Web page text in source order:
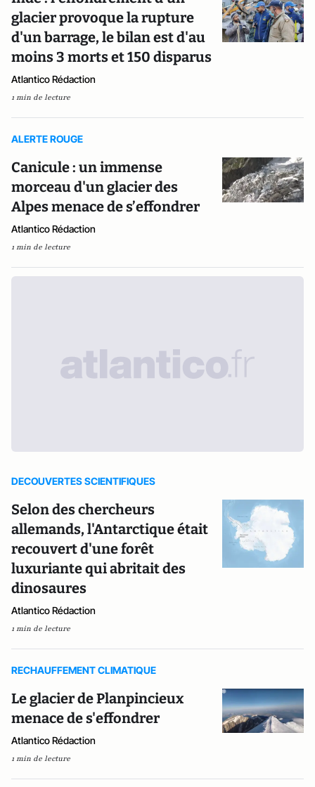
glacier provoque la rupture
d'un barrage, le bilan est d'au
moins 3 morts et 150 disparus
Atlantico Rédaction
1 min de lecture
ALERTE ROUGE
Canicule : un immense
morceau d'un glacier des
Alpes menace de s’effondrer
Atlantico Rédaction
1 min de lecture
DECOUVERTES SCIENTIFIQUES
Selon des chercheurs
allemands, l'Antarctique était
recouvert d'une forêt
luxuriante qui abritait des
dinosaures
Atlantico Rédaction
1 min de lecture
RECHAUFFEMENT CLIMATIQUE
Le glacier de Planpincieux
menace de s'effondrer
Atlantico Rédaction
1 min de lecture